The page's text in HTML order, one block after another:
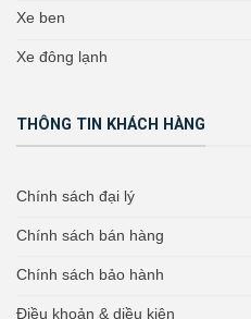
Xe ben
Xe đông lạnh
THÔNG TIN KHÁCH HÀNG
Chính sách đại lý
Chính sách bán hàng
Chính sách bảo hành
Điều khoản & diều kiện